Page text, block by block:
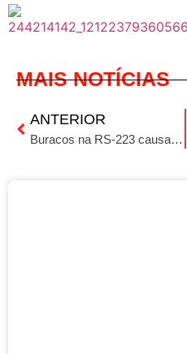
MAIS NOTÍCIAS
ANTERIOR
Buracos na RS-223 causam transtornos e revolta entre motoristas